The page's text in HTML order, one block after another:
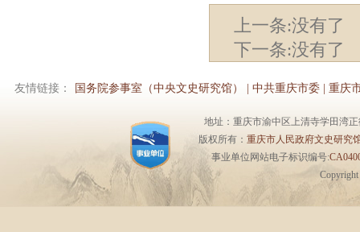
上一条:没有了
下一条:没有了
友情链接： 国务院参事室（中央文史研究馆） 中共重庆市委 重庆
地址：重庆市渝中区上清寺学田湾
版权所有： 重庆市人民政府文史研究
事业单位网站电子标识编号: